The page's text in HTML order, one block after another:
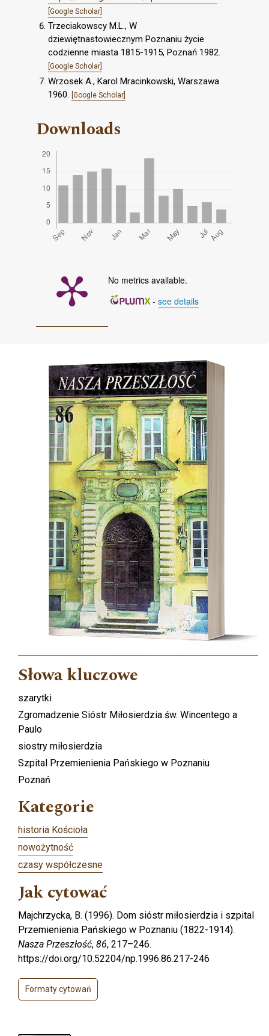
[Google Scholar]
Trzeciakowscy M.L., W
dziewiętnastowiecznym Poznaniu życie
codzienne miasta 1815-1915, Poznań 1982.
[Google Scholar]
Wrzosek A., Karol Mracinkowski, Warszawa
1960. [Google Scholar]
Downloads
No metrics available.
- see details
Słowa kluczowe
szarytki
Zgromadzenie Sióstr Miłosierdzia św. Wincentego a
Paulo
siostry miłosierdzia
Szpital Przemienienia Pańskiego w Poznaniu
Poznań
Kategorie
historia Kościoła
nowożytność
czasy współczesne
Jak cytować
Majchrzycka, B. (1996). Dom sióstr miłosierdzia i szpital
Przemienienia Pańskiego w Poznaniu (1822-1914).
Nasza Przeszłość, 86, 217–246.
https://doi.org/10.52204/np.1996.86.217-246
Formaty cytowań